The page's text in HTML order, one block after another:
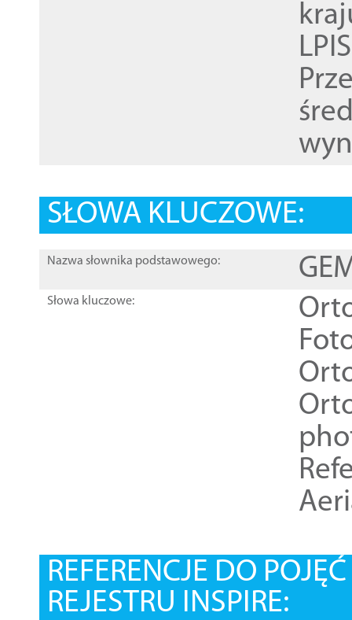
SŁOWA KLUCZOWE:
Nazwa słownika podstawowego:
Słowa kluczowe:
REFERENCJE DO
REJESTRU INSPIRE: